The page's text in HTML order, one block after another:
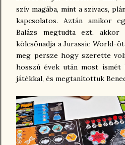
szív magába, mint a szivacs,
kapcsolatos. Aztán amikor
Balázs megtudta ezt, akkor
kölcsönadja a Jurassic World-
meg persze hogy szerette
hosszú évek után most ismét
játékkal, és megtanítottuk